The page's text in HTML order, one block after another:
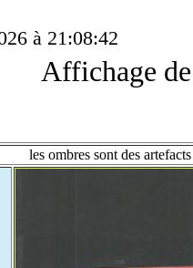
à 21:08:42
Affichage
les ombres sont des